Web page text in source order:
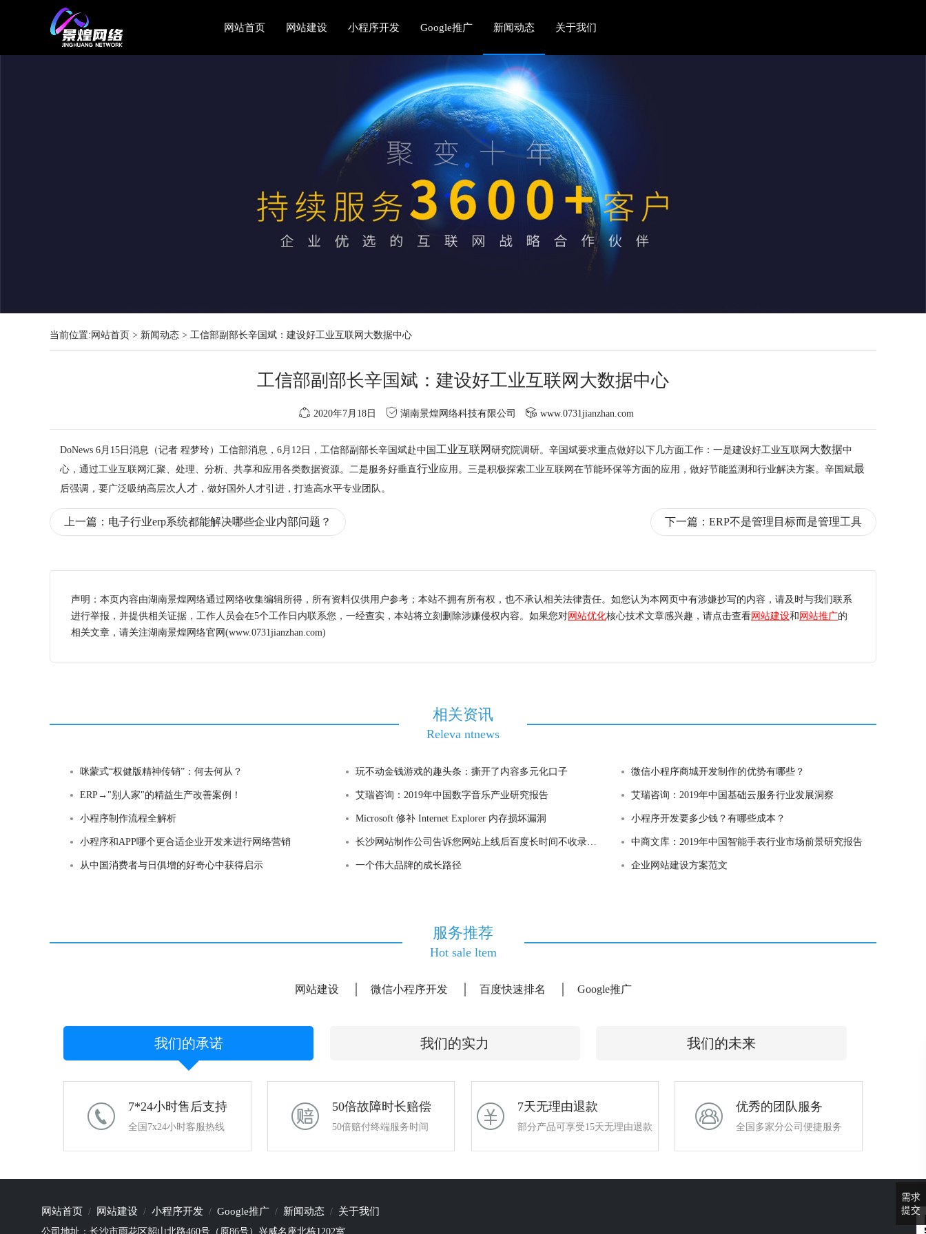
网站首页 网站建设 小程序开发 Google推广 新闻动态 关于我们
当前位置: 网站首页 > 新闻动态 > 工信部副部长辛国斌：建设好工业互联网大数据中心
工信部副部长辛国斌：建设好工业互联网大数据中心
2020年7月18日 湖南景煌网络科技有限公司 www.0731jianzhan.com
DoNews 6月15日消息（记者 程梦玲）工信部消息，6月12日，工信部副部长辛国斌赴中国 工业互联网 研究院调研。辛国斌要求重点做好以下几方面工作：一是建设好工业互联网 大数据中
心，通过工业互联网汇聚、处理、分析、共享和应用各类数据资源。二是服务好垂直行业应用。三是积极探索工业互联网在节能环保等方面的应用，做好节能监测和行业解决方案。辛国斌最
后强调，要广泛吸纳高层次 人才 ，做好国外人才引进，打造高水平专业团队。
上一篇： 电子行业erp系统都能解决哪些企业内部问题？ 下一篇： ERP不是管理目标而是管理工具
声明：本页内容由湖南景煌网络通过网络收集编辑所得，所有资料仅供用户参考；本站不拥有所有权，也不承认相关法律责任。如您认为本网页中有涉嫌抄写的内容，请及时与我们联系
进行举报，并提供相关证据，工作人员会在5个工作日内联系您，一经查实，本站将立刻删除涉嫌侵权内容。如果您对网站优化核心技术文章感兴趣，请点击查看网站建设和 网站推广的
相关文章，请关注湖南景煌网络官网(www.0731jianzhan.com)
相关资讯
Releva ntnews
咪蒙式“权健版精神传销”：何去何从？ 玩不动金钱游戏的趣头条：撕开了内容多元化口子 微信小程序商城开发制作的优势有哪些？
ERP→"别人家"的精益生产改善案例！ 艾瑞咨询：2019年中国数字音乐产业研究报告 艾瑞咨询：2019年中国基础云服务行业发展洞察
小程序制作流程全解析 Microsoft 修补 Internet Explorer 内存损坏漏洞 小程序开发要多少钱？有哪些成本？
小程序和APP哪个更合适企业开发来进行网络营销 长沙网站制作公司告诉您网站上线后百度长时间不收录的原因 中商文库：2019年中国智能手表行业市场前景研究报告
从中国消费者与日俱增的好奇心中获得启示 一个伟大品牌的成长路径 企业网站建设方案范文
服务推荐
Hot sale ltem
网站建设 微信小程序开发 百度快速排名 Google推广
我们的承诺 我们的实力 我们的未来
7*24小时售后支持
全国7x24小时客服热线
50倍故障时长赔偿
50倍赔付终端服务时间
7天无理由退款
部分产品可享受15天无理由退款
优秀的团队服务
全国多家分公司便捷服务
网站首页 网站建设 小程序开发 Google推广 新闻动态 关于我们
公司地址：长沙市雨花区韶山北路460号（原86号）兴威名座北栋1202室
需求
提交